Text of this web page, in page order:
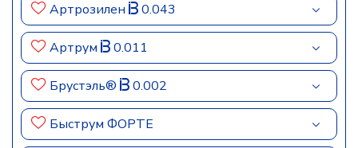
Артрозилен 0.043
Артрум 0.011
Брустэль® 0.002
Быструм ФОРТЕ